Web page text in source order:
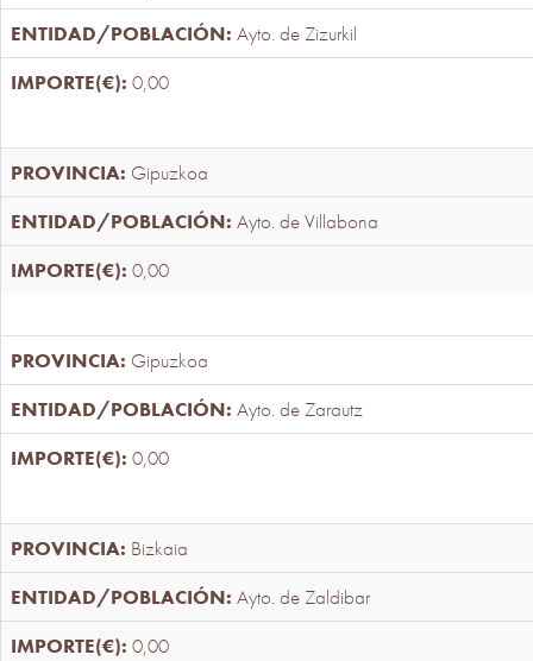
Ayto. de Zizurkil
0,00
Gipuzkoa
Ayto. de Villabona
0,00
Gipuzkoa
Ayto. de Zarautz
0,00
Bizkaia
Ayto. de Zaldibar
0,00